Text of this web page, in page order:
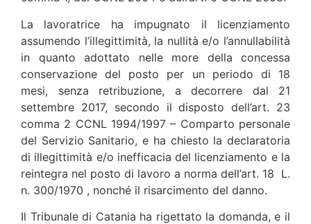
La lavoratrice ha impugnato il licenziamento
assumendo l’illegittimità, la nullità e/o l’annullabilità
in quanto adottato nelle more della concessa
conservazione del posto per un periodo di 18
mesi, senza retribuzione, a decorrere dal 21
settembre 2017, secondo il disposto dell’art. 23
comma 2 CCNL 1994/1997 – Comparto personale
del Servizio Sanitario, e ha chiesto la declaratoria
di illegittimità e/o inefficacia del licenziamento e la
reintegra nel posto di lavoro a norma dell’art. 18 L.
n. 300/1970 , nonché il risarcimento del danno.
Il Tribunale di Catania ha rigettato la domanda, e il